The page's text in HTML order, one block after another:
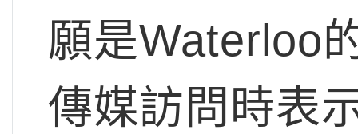
願是Waterloo
傳媒訪問時表